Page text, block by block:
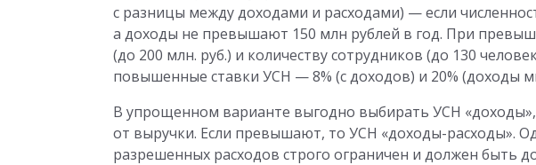
с разницы между доходами и расходами) — если
а доходы не превышают 150 млн рублей в год. При
(до 200 млн. руб.) и количеству сотрудников (до 130
повышенные ставки УСН — 8% (с доходов) и 20% (доходы
В упрощенном варианте выгодно выбирать УСН
от выручки. Если превышают, то УСН «доходы-расходы».
разрешенных расходов строго ограничен и должен быть